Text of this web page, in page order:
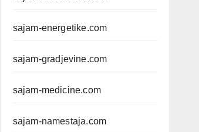
sajam-energetike.com
sajam-gradjevine.com
sajam-medicine.com
sajam-namestaja.com